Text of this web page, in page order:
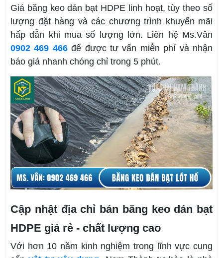
Giá băng keo dán bạt HDPE linh hoạt, tùy theo số
lượng đặt hàng và các chương trình khuyến mãi
hấp dẫn khi mua số lượng lớn. Liên hệ Ms.Vân
0902 469 466để được tư vấn miễn phí và nhận
báo giá nhanh chóng chỉ trong 5 phút.
Cập nhật địa chỉ bán băng keo dán bạt
HDPE giá rẻ - chất lượng cao
Với hơn 10 năm kinh nghiệm trong lĩnh vực cung